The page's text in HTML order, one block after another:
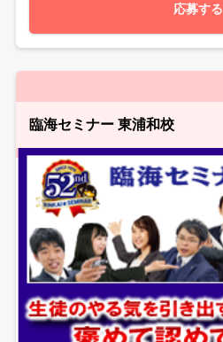
応募する
臨海セミナー 東浦和校